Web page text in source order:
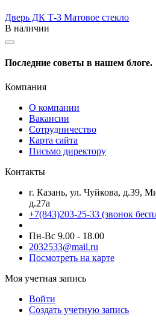
Дверь ДК Т-3 Матовое стекло
В наличии
Последние советы в нашем блоге.
Компания
О компании
Вакансии
Сотрудничество
Карта сайта
Письмо директору
Контакты
г. Казань, ул. Чуйкова, д.39,
д.27а
+7(843)203-25-33 (звонок
Пн-Вс 9.00 - 18.00
2032533@mail.ru
Посмотреть на карте
Моя учетная запись
Войти
Создать учетную запись